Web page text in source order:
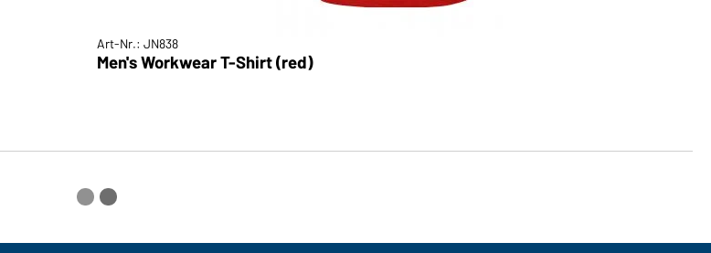
Art-Nr.: JN838
Men's Workwear T-Shirt (red)